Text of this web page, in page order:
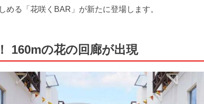
める「花咲くBAR」が新たに登場します。
160mの花の回廊が出現